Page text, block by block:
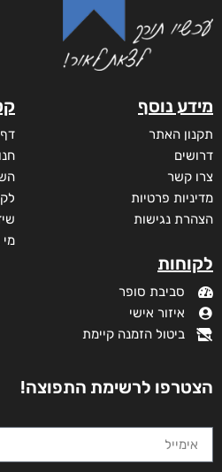
מידע נוסף
תקנון האתר
דרושים
צרו קשר
מדיניות פרטיות
הצהרת נגישות
לקוחות
סביבת סופר
איזור אישי
ביטול הזמנה קיימת
מי
הצטרפו לרשימת התפוצה!